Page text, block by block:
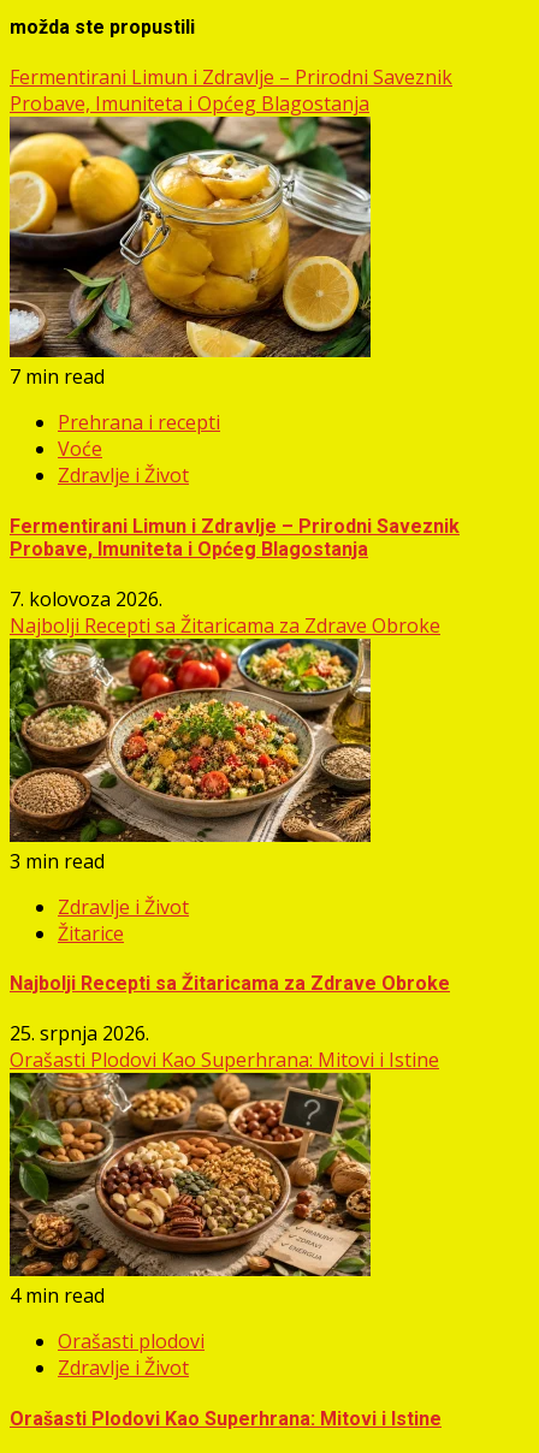
možda ste propustili
Fermentirani Limun i Zdravlje – Prirodni Saveznik
Probave, Imuniteta i Općeg Blagostanja
7 min read
Prehrana i recepti
Voće
Zdravlje i Život
Fermentirani Limun i Zdravlje – Prirodni Saveznik
Probave, Imuniteta i Općeg Blagostanja
7. kolovoza 2026.
Najbolji Recepti sa Žitaricama za Zdrave Obroke
3 min read
Zdravlje i Život
Žitarice
Najbolji Recepti sa Žitaricama za Zdrave Obroke
25. srpnja 2026.
Orašasti Plodovi Kao Superhrana: Mitovi i Istine
4 min read
Orašasti plodovi
Zdravlje i Život
Orašasti Plodovi Kao Superhrana: Mitovi i Istine